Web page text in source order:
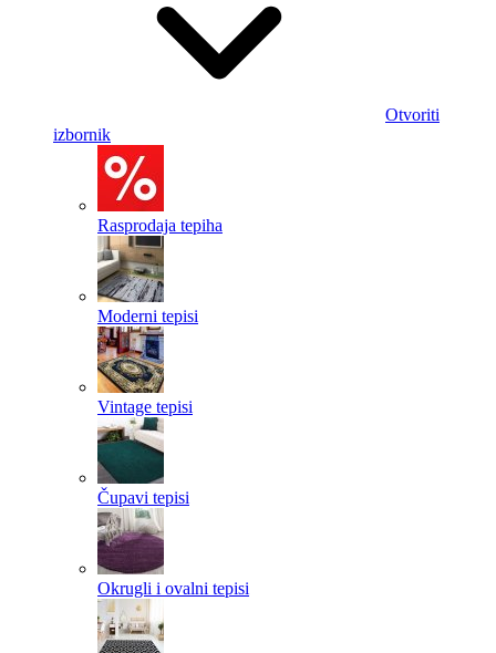
Otvoriti
izbornik
Rasprodaja tepiha
Moderni tepisi
Vintage tepisi
Čupavi tepisi
Okrugli i ovalni tepisi